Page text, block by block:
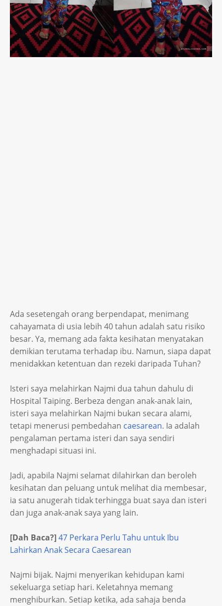
Ada sesetengah orang berpendapat, menimang
cahayamata di usia lebih 40 tahun adalah satu risiko
besar. Ya, memang ada fakta kesihatan menyatakan
demikian terutama terhadap ibu. Namun, siapa dapat
menidakkan ketentuan dan rezeki daripada Tuhan?
Isteri saya melahirkan Najmi dua tahun dahulu di
Hospital Taiping. Berbeza dengan anak-anak lain,
isteri saya melahirkan Najmi bukan secara alami,
tetapi menerusi pembedahan caesarean. Ia adalah
pengalaman pertama isteri dan saya sendiri
menghadapi situasi ini.
Jadi, apabila Najmi selamat dilahirkan dan beroleh
kesihatan dan peluang untuk melihat dia membesar,
ia satu anugerah tidak terhingga buat saya dan isteri
dan juga anak-anak saya yang lain.
[Dah Baca?]47 Perkara Perlu Tahu untuk Ibu
Lahirkan Anak Secara Caesarean
Najmi bijak. Najmi menyerikan kehidupan kami
sekeluarga setiap hari. Keletahnya memang
menghiburkan. Setiap ketika, ada sahaja benda